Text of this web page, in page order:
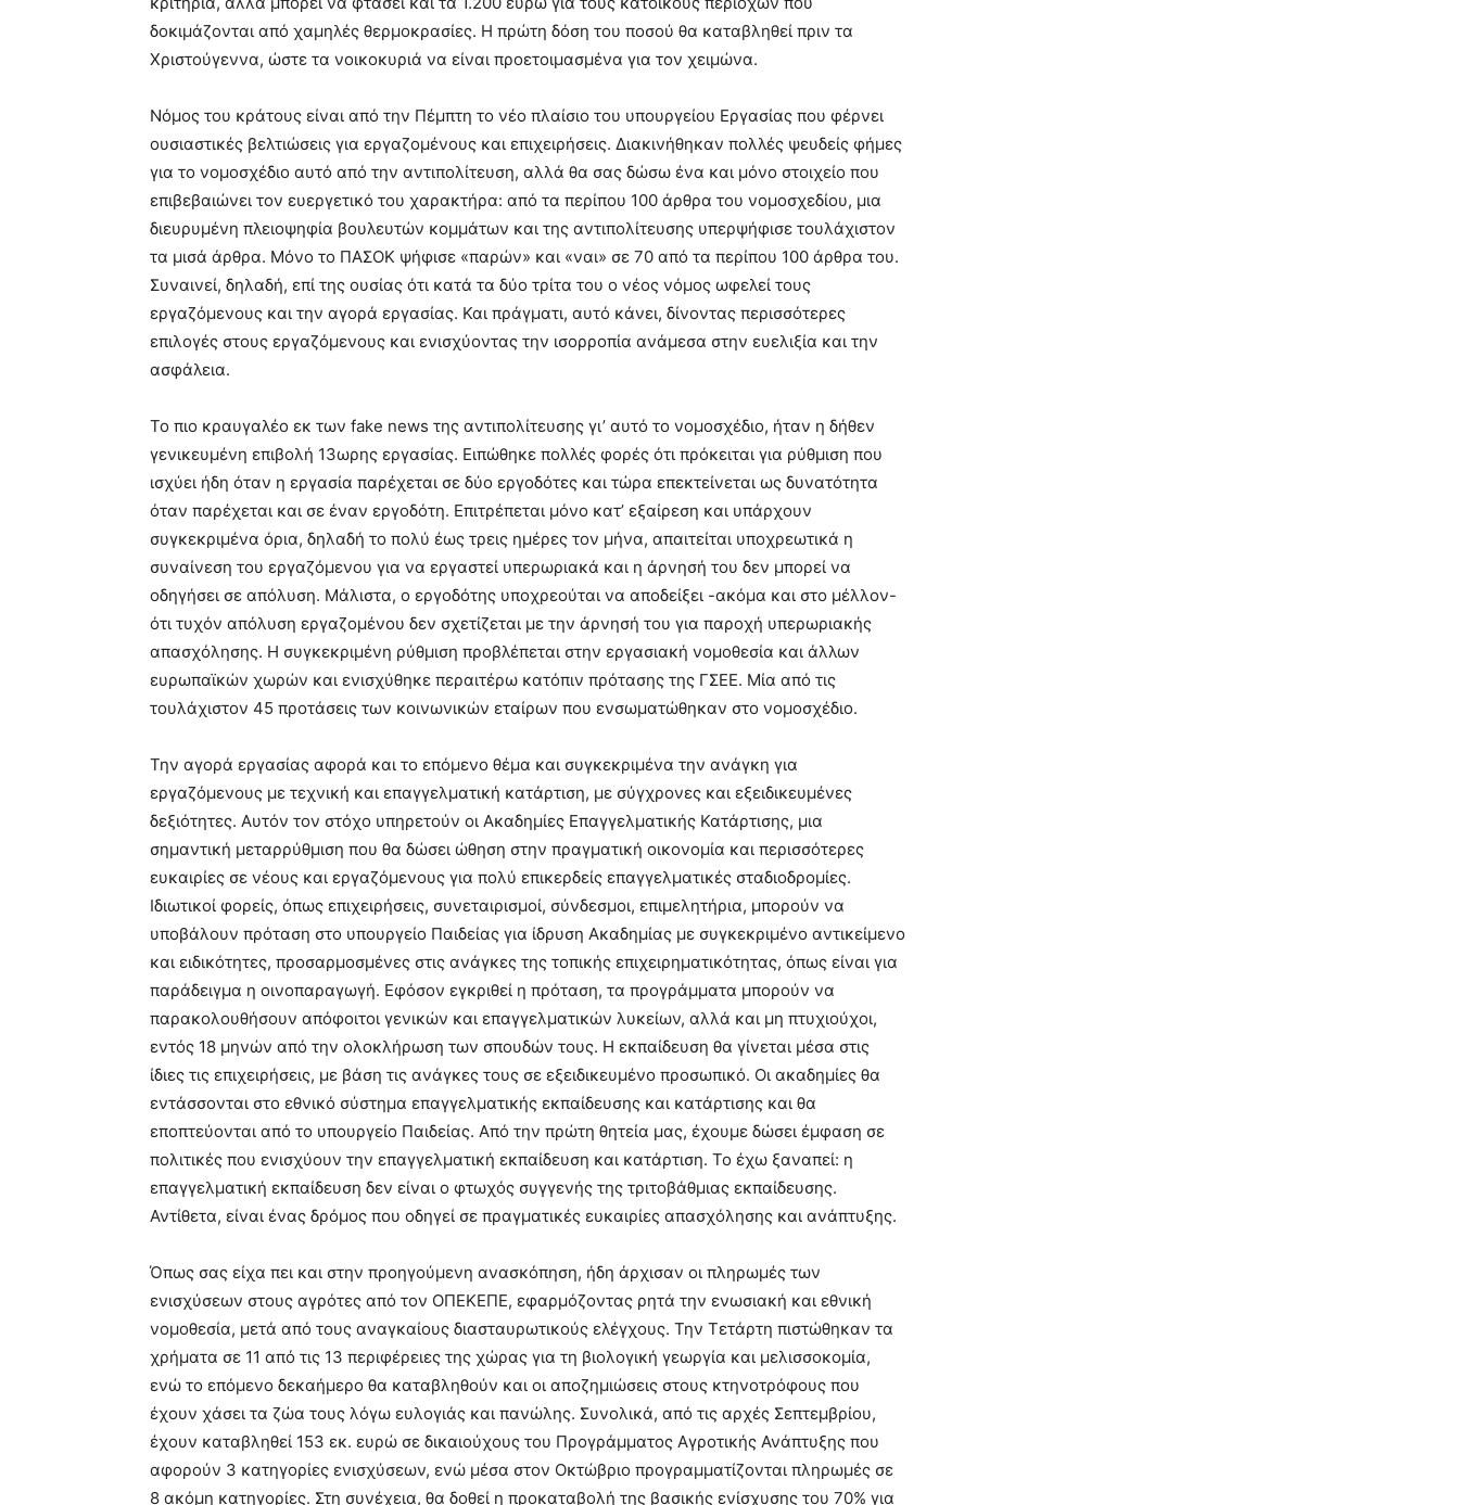
δοκιμάζονται από χαμηλές θερμοκρασίες. Η πρώτη δόση του ποσού θα καταβληθεί πριν τα
Χριστούγεννα, ώστε τα νοικοκυριά να είναι προετοιμασμένα για τον χειμώνα.
Νόμος του κράτους είναι από την Πέμπτη το νέο πλαίσιο του υπουργείου Εργασίας που φέρνει
ουσιαστικές βελτιώσεις για εργαζομένους και επιχειρήσεις. Διακινήθηκαν πολλές ψευδείς φήμες
για το νομοσχέδιο αυτό από την αντιπολίτευση, αλλά θα σας δώσω ένα και μόνο στοιχείο που
επιβεβαιώνει τον ευεργετικό του χαρακτήρα: από τα περίπου 100 άρθρα του νομοσχεδίου, μια
διευρυμένη πλειοψηφία βουλευτών κομμάτων και της αντιπολίτευσης υπερψήφισε τουλάχιστον
τα μισά άρθρα. Μόνο το ΠΑΣΟΚ ψήφισε «παρών» και «ναι» σε 70 από τα περίπου 100 άρθρα του.
Συναινεί, δηλαδή, επί της ουσίας ότι κατά τα δύο τρίτα του ο νέος νόμος ωφελεί τους
εργαζόμενους και την αγορά εργασίας. Και πράγματι, αυτό κάνει, δίνοντας περισσότερες
επιλογές στους εργαζόμενους και ενισχύοντας την ισορροπία ανάμεσα στην ευελιξία και την
ασφάλεια.
Το πιο κραυγαλέο εκ των fake news της αντιπολίτευσης γι’ αυτό το νομοσχέδιο, ήταν η δήθεν
γενικευμένη επιβολή 13ωρης εργασίας. Ειπώθηκε πολλές φορές ότι πρόκειται για ρύθμιση που
ισχύει ήδη όταν η εργασία παρέχεται σε δύο εργοδότες και τώρα επεκτείνεται ως δυνατότητα
όταν παρέχεται και σε έναν εργοδότη. Επιτρέπεται μόνο κατ’ εξαίρεση και υπάρχουν
συγκεκριμένα όρια, δηλαδή το πολύ έως τρεις ημέρες τον μήνα, απαιτείται υποχρεωτικά η
συναίνεση του εργαζόμενου για να εργαστεί υπερωριακά και η άρνησή του δεν μπορεί να
οδηγήσει σε απόλυση. Μάλιστα, ο εργοδότης υποχρεούται να αποδείξει -ακόμα και στο μέλλον-
ότι τυχόν απόλυση εργαζομένου δεν σχετίζεται με την άρνησή του για παροχή υπερωριακής
απασχόλησης. Η συγκεκριμένη ρύθμιση προβλέπεται στην εργασιακή νομοθεσία και άλλων
ευρωπαϊκών χωρών και ενισχύθηκε περαιτέρω κατόπιν πρότασης της ΓΣΕΕ. Μία από τις
τουλάχιστον 45 προτάσεις των κοινωνικών εταίρων που ενσωματώθηκαν στο νομοσχέδιο.
Την αγορά εργασίας αφορά και το επόμενο θέμα και συγκεκριμένα την ανάγκη για
εργαζόμενους με τεχνική και επαγγελματική κατάρτιση, με σύγχρονες και εξειδικευμένες
δεξιότητες. Αυτόν τον στόχο υπηρετούν οι Ακαδημίες Επαγγελματικής Κατάρτισης, μια
σημαντική μεταρρύθμιση που θα δώσει ώθηση στην πραγματική οικονομία και περισσότερες
ευκαιρίες σε νέους και εργαζόμενους για πολύ επικερδείς επαγγελματικές σταδιοδρομίες.
Ιδιωτικοί φορείς, όπως επιχειρήσεις, συνεταιρισμοί, σύνδεσμοι, επιμελητήρια, μπορούν να
υποβάλουν πρόταση στο υπουργείο Παιδείας για ίδρυση Ακαδημίας με συγκεκριμένο αντικείμενο
και ειδικότητες, προσαρμοσμένες στις ανάγκες της τοπικής επιχειρηματικότητας, όπως είναι για
παράδειγμα η οινοπαραγωγή. Εφόσον εγκριθεί η πρόταση, τα προγράμματα μπορούν να
παρακολουθήσουν απόφοιτοι γενικών και επαγγελματικών λυκείων, αλλά και μη πτυχιούχοι,
εντός 18 μηνών από την ολοκλήρωση των σπουδών τους. Η εκπαίδευση θα γίνεται μέσα στις
ίδιες τις επιχειρήσεις, με βάση τις ανάγκες τους σε εξειδικευμένο προσωπικό. Οι ακαδημίες θα
εντάσσονται στο εθνικό σύστημα επαγγελματικής εκπαίδευσης και κατάρτισης και θα
εποπτεύονται από το υπουργείο Παιδείας. Από την πρώτη θητεία μας, έχουμε δώσει έμφαση σε
πολιτικές που ενισχύουν την επαγγελματική εκπαίδευση και κατάρτιση. Το έχω ξαναπεί: η
επαγγελματική εκπαίδευση δεν είναι ο φτωχός συγγενής της τριτοβάθμιας εκπαίδευσης.
Αντίθετα, είναι ένας δρόμος που οδηγεί σε πραγματικές ευκαιρίες απασχόλησης και ανάπτυξης.
Όπως σας είχα πει και στην προηγούμενη ανασκόπηση, ήδη άρχισαν οι πληρωμές των
ενισχύσεων στους αγρότες από τον ΟΠΕΚΕΠΕ, εφαρμόζοντας ρητά την ενωσιακή και εθνική
νομοθεσία, μετά από τους αναγκαίους διασταυρωτικούς ελέγχους. Την Τετάρτη πιστώθηκαν τα
χρήματα σε 11 από τις 13 περιφέρειες της χώρας για τη βιολογική γεωργία και μελισσοκομία,
ενώ το επόμενο δεκαήμερο θα καταβληθούν και οι αποζημιώσεις στους κτηνοτρόφους που
έχουν χάσει τα ζώα τους λόγω ευλογιάς και πανώλης. Συνολικά, από τις αρχές Σεπτεμβρίου,
έχουν καταβληθεί 153 εκ. ευρώ σε δικαιούχους του Προγράμματος Αγροτικής Ανάπτυξης που
αφορούν 3 κατηγορίες ενισχύσεων, ενώ μέσα στον Οκτώβριο προγραμματίζονται πληρωμές σε
8 ακόμη κατηγορίες. Στη συνέχεια, θα δοθεί η προκαταβολή της βασικής ενίσχυσης του 70% για